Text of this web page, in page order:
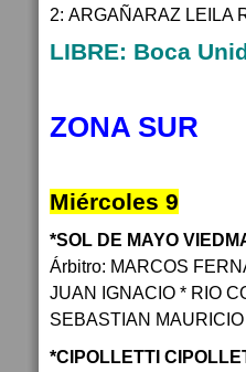
2: ARGAÑARAZ LEILA
LIBRE: Boca
ZONA SUR
Miércoles 9
*SOL DE MAYO
Árbitro: MARCOS
JUAN IGNACIO * RIO
SEBASTIAN
*CIPOLLETTI